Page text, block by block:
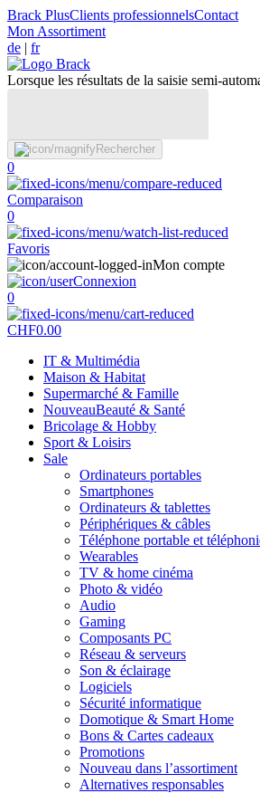
Brack PlusClients professionnelsContact
Mon Assortiment
de | fr
Lorsque les résultats de la saisie semi-
Rechercher
0
Comparaison
0
Favoris
Mon compte
Connexion
0
CHF0.00
IT & Multimédia
Maison & Habitat
Supermarché & Famille
NouveauBeauté & Santé
Bricolage & Hobby
Sport & Loisirs
Sale
Ordinateurs portables
Smartphones
Ordinateurs & tablettes
Périphériques & câbles
Téléphone portable et
Wearables
TV & home cinéma
Photo & vidéo
Audio
Gaming
Composants PC
Réseau & serveurs
Son & éclairage
Logiciels
Sécurité informatique
Domotique & Smart Home
Bons & Cartes cadeaux
Promotions
Nouveau dans l’assortiment
Alternatives responsables